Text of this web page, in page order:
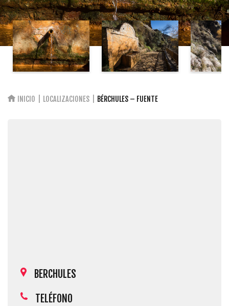
INICIO LOCALIZACIONES BÉRCHULES – FUENTE
BERCHULES
TELÉFONO